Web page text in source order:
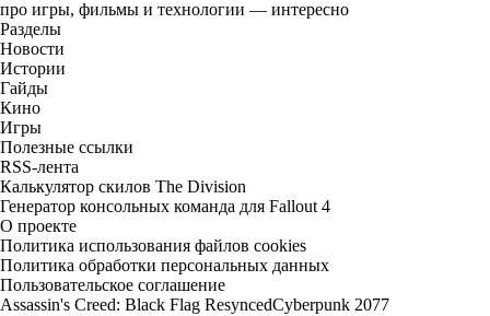
про игры, фильмы и технологии — интересно
Разделы
Новости
Истории
Гайды
Кино
Игры
Полезные ссылки
RSS-лента
Калькулятор скилов The Division
Генератор консольных команда для Fallout 4
О проекте
Политика использования файлов cookies
Политика обработки персональных данных
Пользовательское соглашение
Assassin's Creed: Black Flag ResyncedCyberpunk 2077